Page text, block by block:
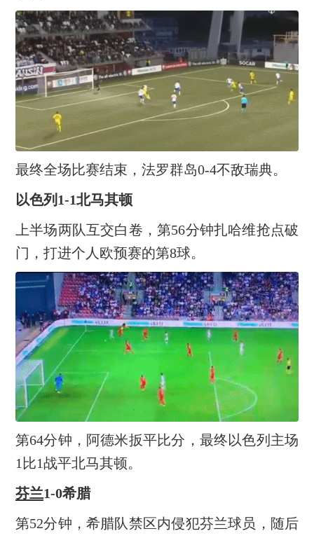
最终全场比赛结束，法罗群岛0-4不敌瑞典。
以色列1-1北马其顿
上半场两队互交白卷，第56分钟扎哈维抢点破
门，打进个人欧预赛的第8球。
第64分钟，阿德米扳平比分，最终以色列主场
1比1战平北马其顿。
芬兰1-0希腊
第52分钟，希腊队禁区内侵犯芬兰球员，随后